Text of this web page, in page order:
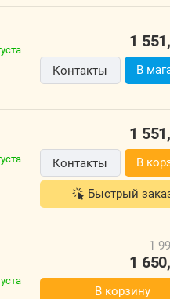
1
Контакты В
1
Контакты В
Быстрый
1
1
В корзину